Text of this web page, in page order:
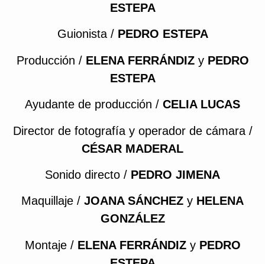
ESTEPA
Guionista / PEDRO ESTEPA
Producción / ELENA FERRÁNDIZy PEDRO
ESTEPA
Ayudante de producción / CELIA LUCAS
Director de fotografía y operador de cámara /
CÉSAR MADERAL
Sonido directo / PEDRO JIMENA
Maquillaje / JOANA SÁNCHEZ y HELENA
GONZÁLEZ
Montaje / ELENA FERRÁNDIZy PEDRO